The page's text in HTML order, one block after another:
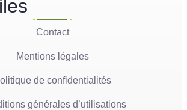
Contact
Mentions légales
de confidentialités
générales d’utilisations